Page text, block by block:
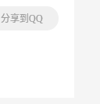
分享到QQ